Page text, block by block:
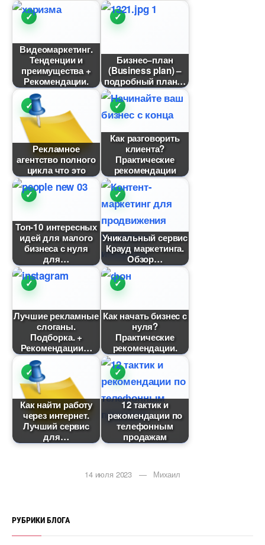
идеомаркетинг.
Тенденции и
преимущества +
Рекомендации.
Бизнес–план
(Business plan) –
подробный план
Рекламное
агентство полного
цикла что это
Как разговорить
клиента?
Практические
рекомендации
Топ-10 интересных
идей для малого
изнеса с нуля
для
Уникальный сервис
Крауд маркетинга.
Обзор
Лучшие рекламные
слоганы.
Подборка. +
Рекомендации
Как начать бизнес с
нуля?
Практические
рекомендации.
Как найти работу
через интернет.
Лучший сервис
для
12 тактик и
рекомендации по
телефонным
продажам
14 июля 2023 — Михаил
РУБРИКИ БЛОГА